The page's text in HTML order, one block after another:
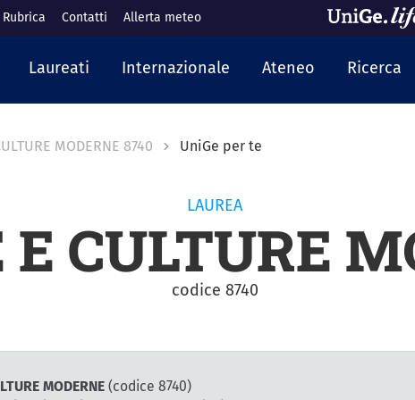
Rubrica Contatti Allerta meteo
Laureati Internazionale Ateneo Ricerca
MODERNE 8740 UniGe per te
LAUREA
CULTURE
codice 8740
MODERNE (codice 8740)